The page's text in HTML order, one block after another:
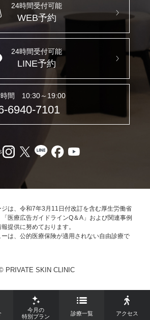
24時間受付可能
WEB予約
24時間受付可能
LINE予約
時間 10:30～19:00
6940-7101
は、令和7年3月11日付改訂を含む厚生労働省
医療広告ガイドラインQ＆A」および関連事例
提供に努めております。
は、公的医療保険が適用されない自由診療で
PRIVATE SKIN CLINIC
今月の
特別プラン
診療一覧 アクセス